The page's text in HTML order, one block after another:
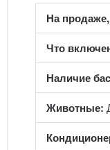
На
Что
Наличие
Животные: